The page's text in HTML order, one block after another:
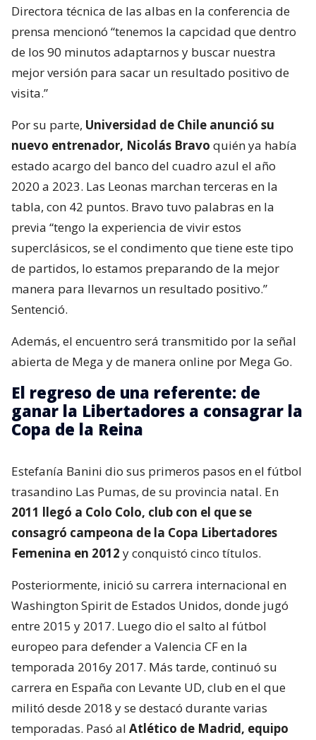
Directora técnica de las albas en la conferencia de
prensa mencionó “tenemos la capcidad que dentro
de los 90 minutos adaptarnos y buscar nuestra
mejor versión para sacar un resultado positivo de
visita.”
Por su parte, Universidad de Chile anunció su
nuevo entrenador, Nicolás Bravo quién ya había
estado acargo del banco del cuadro azul el año
2020 a 2023. Las Leonas marchan terceras en la
tabla, con 42 puntos. Bravo tuvo palabras en la
previa “tengo la experiencia de vivir estos
superclásicos, se el condimento que tiene este tipo
de partidos, lo estamos preparando de la mejor
manera para llevarnos un resultado positivo.”
Sentenció.
Además, el encuentro será transmitido por la señal
abierta de Mega y de manera online por Mega Go.
El regreso de una referente: de
ganar la Libertadores a consagrar la
Copa de la Reina
Estefanía Banini dio sus primeros pasos en el fútbol
trasandino Las Pumas, de su provincia natal. En
2011 llegó a Colo Colo, club con el que se
consagró campeona de la Copa Libertadores
Femenina en 2012 y conquistó cinco títulos.
Posteriormente, inició su carrera internacional en
Washington Spirit de Estados Unidos, donde jugó
entre 2015 y 2017. Luego dio el salto al fútbol
europeo para defender a Valencia CF en la
temporada 2016y 2017. Más tarde, continuó su
carrera en España con Levante UD, club en el que
militó desde 2018 y se destacó durante varias
temporadas. Pasó al Atlético de Madrid, equipo